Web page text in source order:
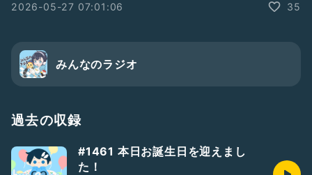
皆様からのお便り、お待ちしております。
https://www.amazon.jp/hz/wishlist/ls/HMPJ3OAEN4TE?
#男性トーカー
2026-05-27 07:01:06
35
みんなのラジオ
過去の収録
#1461 本日お誕生日を迎えまし
た！